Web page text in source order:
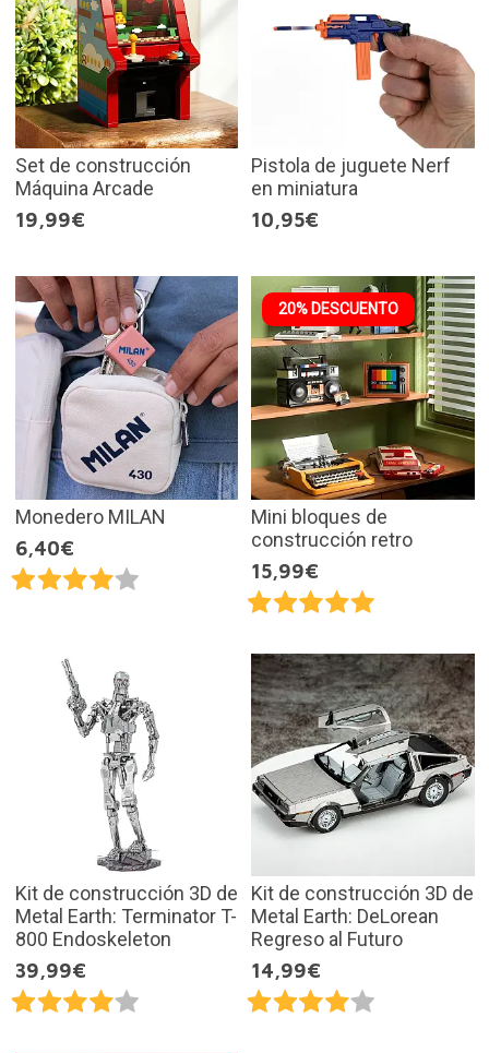
Set de construcción
Máquina Arcade
19,99€
Pistola de juguete Nerf
en miniatura
10,95€
Monedero MILAN
6,40€
20% DESCUENTO
Mini bloques de
construcción retro
15,99€
Kit de construcción 3D de
Metal Earth: Terminator T-
800 Endoskeleton
39,99€
Kit de construcción 3D de
Metal Earth: DeLorean
Regreso al Futuro
14,99€